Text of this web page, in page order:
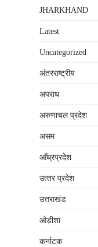
JHARKHAND
Latest
Uncategorized
अंतरराष्‍ट्रीय
अपराध
अरुणाचल प्रदेश
असम
आँध्रप्रदेश
उत्‍तर प्रदेश
उत्तराखंड
ओड़ीशा
कर्नाटक